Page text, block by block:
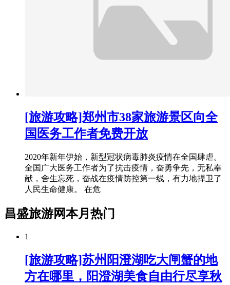
[旅游攻略]郑州市38家旅游景区向全
国医务工作者免费开放
2020年新年伊始，新型冠状病毒肺炎疫情在全国肆虐。
全国广大医务工作者为了抗击疫情，奋勇争先，无私奉
献，舍生忘死，奋战在疫情防控第一线，有力地捍卫了
人民生命健康。 在危
昌盛旅游网本月热门
1
[旅游攻略]苏州阳澄湖吃大闸蟹的地
方在哪里，阳澄湖美食自由行尽享秋